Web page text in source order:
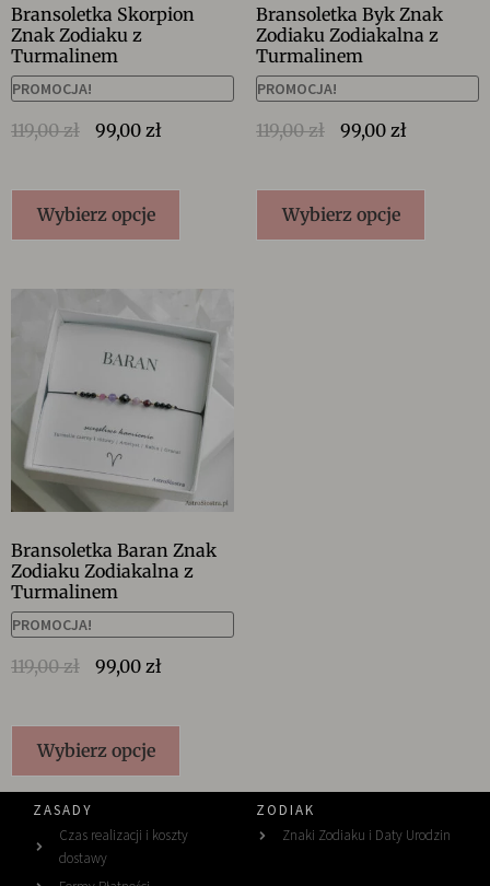
Bransoletka Skorpion
Znak Zodiaku z
Turmalinem
PROMOCJA!
119,00zł 99,00 zł
Wybierz opcje
Bransoletka Byk Znak
Zodiaku Zodiakalna z
Turmalinem
PROMOCJA!
119,00zł 99,00 zł
Wybierz opcje
Bransoletka Baran Znak
Zodiaku Zodiakalna z
Turmalinem
PROMOCJA!
119,00zł 99,00 zł
Wybierz opcje
ZASADY
Czas realizacji i koszty
dostawy
ZODIAK
Znaki Zodiaku i Daty Urodzin